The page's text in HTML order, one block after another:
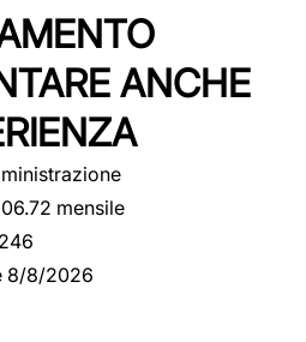
ANCHE
mensile
8/8/2026